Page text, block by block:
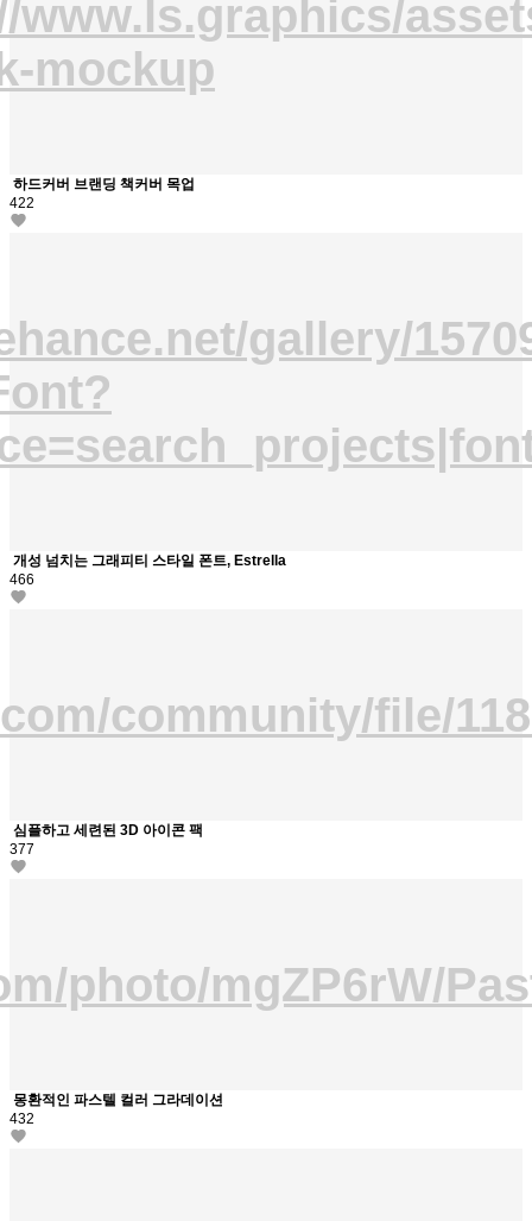
www.ls.graphics/
mockup
하드커버 브랜딩 책커버 목업
422
gallery/
개성 넘치는 그래피티 스타일 폰트, Estrella
466
community/file/
심플하고 세련된 3D 아이콘 팩
377
photo/mgZP6rW/
몽환적인 파스텔 컬러 그라데이션
432